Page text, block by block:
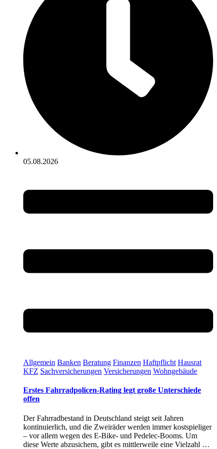
05.08.2026
Allgemein Banken Beratung Finanzen Haftpflicht Hausrat
KFZ Sachversicherungen Versicherungen Wohngebäude
Erstes Fahrradpolicen-Rating legt große Unterschiede
offen
Der Fahrradbestand in Deutschland steigt seit Jahren
kontinuierlich, und die Zweiräder werden immer kostspieliger
– vor allem wegen des E-Bike- und Pedelec-Booms. Um
diese Werte abzusichern, gibt es mittlerweile eine Vielzahl …